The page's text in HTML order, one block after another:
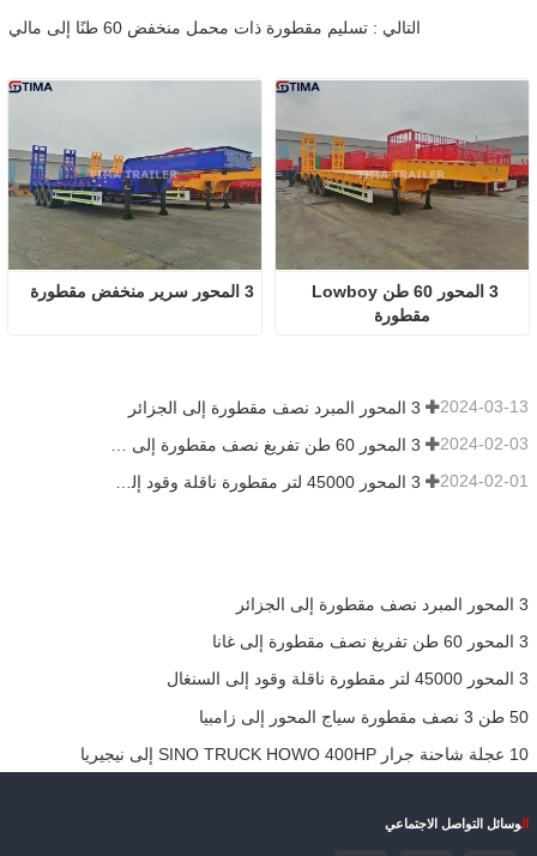
التالي : تسليم مقطورة ذات محمل منخفض 60 طنًا إلى مالي
3 المحور سرير منخفض مقطورة
مقطورة
3 المحور المبرد نصف مقطورة إلى الجزائر 2024-03-13
2024-02-03
3 المحور 45000 لتر مقطورة ناقلة وقود إلى السنغال 2024-02-01
3 المحور المبرد نصف مقطورة إلى الجزائر
3 المحور 60 طن تفريغ نصف مقطورة إلى غانا
3 المحور 45000 لتر مقطورة ناقلة وقود إلى السنغال
50 طن 3 نصف مقطورة سياج المحور إلى زامبيا
10 عجلة شاحنة جرار SINO TRUCK HOWO 400HP إلى نيجيريا
الوسائل التواصل الاجتماعي